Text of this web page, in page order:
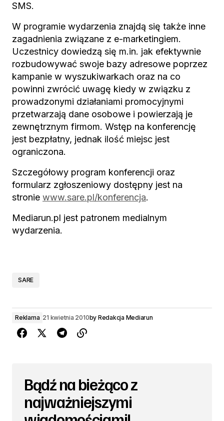
SMS.
W programie wydarzenia znajdą się także inne
zagadnienia związane z e-marketingiem.
Uczestnicy dowiedzą się m.in. jak efektywnie
rozbudowywać swoje bazy adresowe poprzez
kampanie w wyszukiwarkach oraz na co
powinni zwrócić uwagę kiedy w związku z
prowadzonymi działaniami promocyjnymi
przetwarzają dane osobowe i powierzają je
zewnętrznym firmom. Wstęp na konferencję
jest bezpłatny, jednak ilość miejsc jest
ograniczona.
Szczegółowy program konferencji oraz
formularz zgłoszeniowy dostępny jest na
stronie www.sare.pl/konferencja.
Mediarun.pl jest patronem medialnym
wydarzenia.
SARE
Reklama 21 kwietnia 2010by Redakcja Mediarun
Bądź na bieżąco z
najważniejszymi